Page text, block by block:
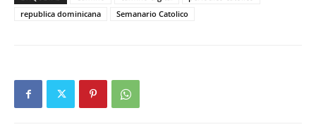
republica dominicana
Semanario Catolico